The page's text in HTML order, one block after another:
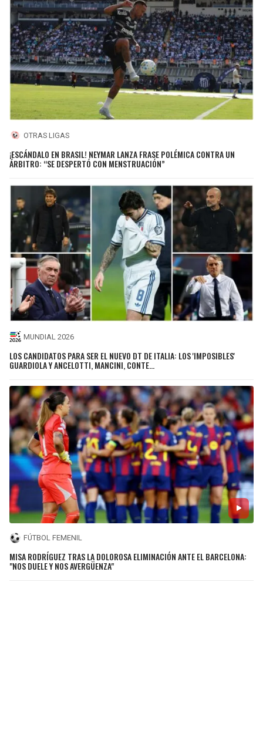
OTRAS LIGAS
¡ESCÁNDALO EN BRASIL! NEYMAR LANZA FRASE POLÉMICA CONTRA UN
ÁRBITRO: “SE DESPERTÓ CON MENSTRUACIÓN”
MUNDIAL 2026
LOS CANDIDATOS PARA SER EL NUEVO DT DE ITALIA: LOS 'IMPOSIBLES'
GUARDIOLA Y ANCELOTTI, MANCINI, CONTE...
FÚTBOL FEMENIL
MISA RODRÍGUEZ TRAS LA DOLOROSA ELIMINACIÓN ANTE EL BARCELONA:
"NOS DUELE Y NOS AVERGÜENZA"